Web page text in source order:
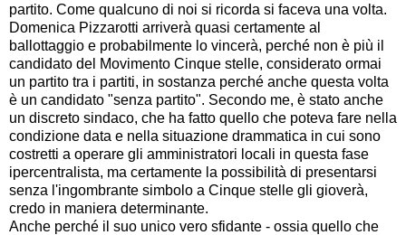
partito. Come qualcuno di noi si ricorda si faceva una volta.
Domenica Pizzarotti arriverà quasi certamente al
ballottaggio e probabilmente lo vincerà, perché non è più il
candidato del Movimento Cinque stelle, considerato ormai
un partito tra i partiti, in sostanza perché anche questa volta
è un candidato "senza partito". Secondo me, è stato anche
un discreto sindaco, che ha fatto quello che poteva fare nella
condizione data e nella situazione drammatica in cui sono
costretti a operare gli amministratori locali in questa fase
ipercentralista, ma certamente la possibilità di presentarsi
senza l'ingombrante simbolo a Cinque stelle gli gioverà,
credo in maniera determinante.
Anche perché il suo unico vero sfidante - ossia quello che